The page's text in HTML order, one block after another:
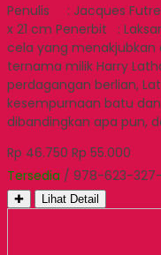
Penulis : Jacques
x 21 cm Penerbit :
cela yang menakjubkan
ternama milik Harry
perdagangan berlian,
kesempurnaan batu
dibandingkan apa pun,
Rp 46.750 Rp 55.000
Tersedia / 978-623-
✚ Lihat Detail